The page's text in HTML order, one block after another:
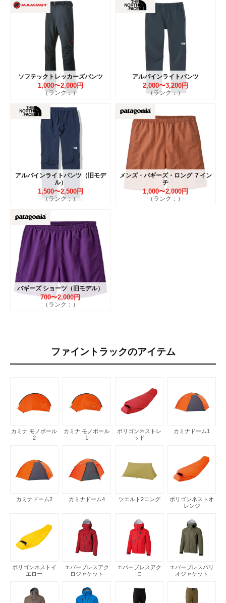
ソフテックトレッカーズパンツ
1,000〜2,000円
（ランク：）
アルパインライトパンツ
2,000〜3,200円
（ランク：）
アルパインライトパンツ（旧モデ
ル）
1,500〜2,500円
（ランク：）
メンズ・バギーズ・ロング ７イン
チ
1,000〜2,000円
（ランク：）
バギーズ ショーツ（旧モデル）
700〜2,000円
（ランク：）
ファイントラックのアイテム
カミナ モノポール
2
カミナ モノポール
1
ポリゴンネストレ
ッド
カミナドーム1
カミナドーム2 カミナドーム4 ツエルト2ロング
ポリゴンネストオ
レンジ
ポリゴンネストイ
エロー
エバーブレスアク
ロジャケット
エバーブレスアク
ロ
エバーブレスバリ
オジャケット